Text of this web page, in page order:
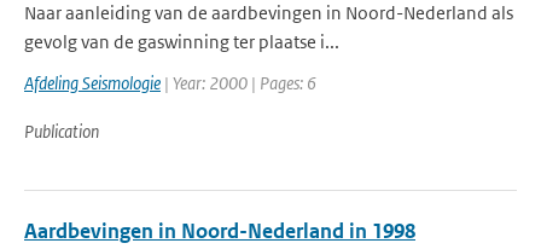
Naar aanleiding van de aardbevingen in Noord-Nederland als
gevolg van de gaswinning ter plaatse i...
Afdeling Seismologie | Year: 2000 | Pages: 6
Publication
Aardbevingen in Noord-Nederland in 1998